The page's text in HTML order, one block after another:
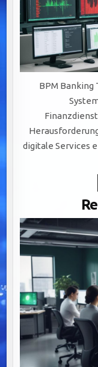
BPM Banking
digitale Services